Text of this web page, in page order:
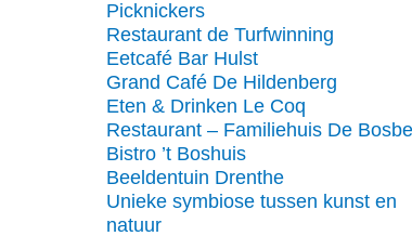
Picknickers
Restaurant de Turfwinning
Eetcafé Bar Hulst
Grand Café De Hildenberg
Eten & Drinken Le Coq
Restaurant – Familiehuis De
Bistro ’t Boshuis
Beeldentuin Drenthe
Unieke symbiose tussen kunst en
natuur